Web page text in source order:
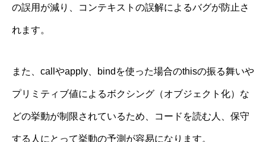
の誤用が減り、コンテキストの誤解によるバグが防止さ
れます。
また、callやapply、bindを使った場合のthisの振る舞いや
プリミティブ値によるボクシング（オブジェクト化）な
どの挙動が制限されているため、コードを読む人、保守
する人にとって挙動の予測が容易になります。